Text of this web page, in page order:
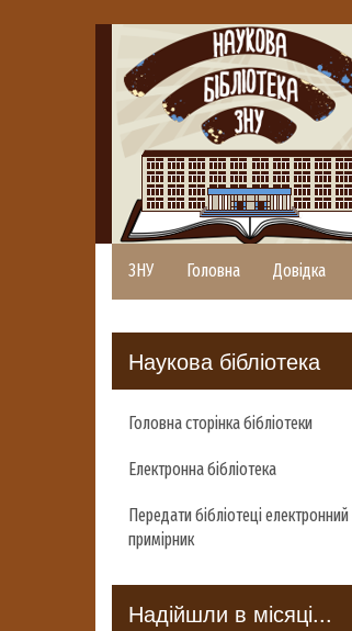
ЗНУ Головна Довідка
Наукова бібліотека
Головна сторінка бібліотеки
Електронна бібліотека
Передати бібліотеці електронний
примірник
Надійшли в місяці...